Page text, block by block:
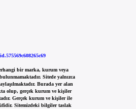
bir marka, kurum veya
Sitede yalnızca
Burada yer alan
olup, gerçek kurum ve kişiler
Gerçek kurum ve kişiler ile
Sitemizdeki bilgiler taslak